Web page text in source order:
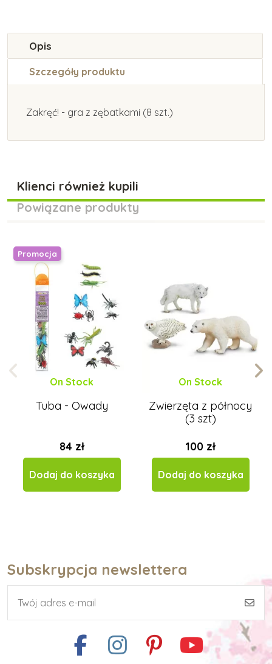
Opis
Szczegóły produktu
Zakręć! - gra z zębatkami (8 szt.)
Klienci również kupili
Powiązane produkty
Promocja
On Stock
Tuba - Owady
84 zł
Dodaj do koszyka
On Stock
Zwierzęta z północy
(3 szt)
100 zł
Dodaj do koszyka
Subskrypcja newslettera